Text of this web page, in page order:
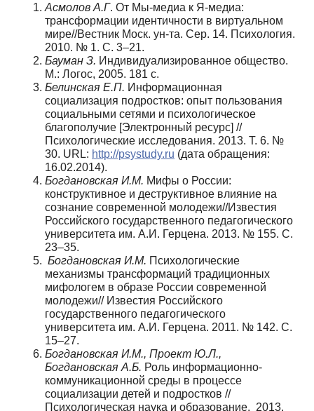
Асмолов А.Г. От Мы-медиа к Я-медиа:
трансформации идентичности в виртуальном
мире//Вестник Моск. ун-та. Сер. 14. Психология.
2010. № 1. С. 3–21.
Бауман З. Индивидуализированное общество.
М.: Логос, 2005. 181 с.
Белинская Е.П. Информационная
социализация подростков: опыт пользования
социальными сетями и психологическое
благополучие [Электронный ресурс] //
Психологические исследования. 2013. Т. 6. №
30. URL: http://psystudy.ru (дата обращения:
16.02.2014).
Богдановская И.М. Мифы о России:
конструктивное и деструктивное влияние на
сознание современной молодежи//Известия
Российского государственного педагогического
университета им. А.И. Герцена. 2013. № 155. С.
23–35.
Богдановская И.М. Психологические
механизмы трансформаций традиционных
мифологем в образе России современной
молодежи// Известия Российского
государственного педагогического
университета им. А.И. Герцена. 2011. № 142. С.
15–27.
Богдановская И.М., Проект Ю.Л.,
Богдановская А.Б. Роль информационно-
коммуникационной среды в процессе
социализации детей и подростков //
Психологическая наука и образование. 2013.